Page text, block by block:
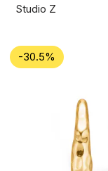
Studio Z
-30.5%